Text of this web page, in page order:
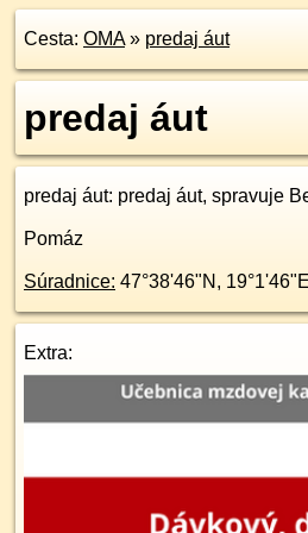
Cesta: OMA» predaj áut
predaj áut
predaj áut: predaj áut, spravuje
Pomáz
Súradnice: 47°38'46"N , 19°1'46"E
Extra: